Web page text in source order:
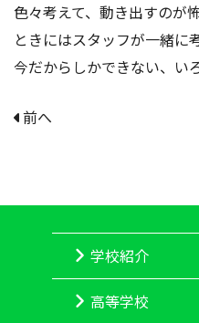
色々考えて、動き出すのが
ときにはスタッフが一緒に
今だからしかできない、い
前へ
学校紹介
高等学校